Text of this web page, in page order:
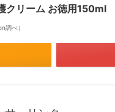
クリーム お徳用150ml
調べ）